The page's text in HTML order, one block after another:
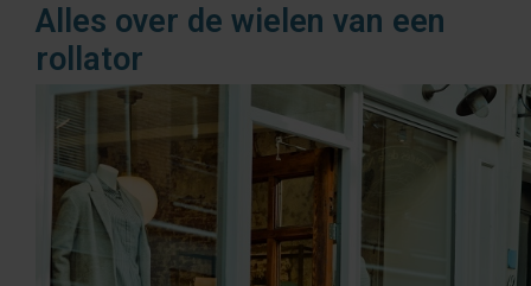
Accessoires
Wisselstukken
Blogs
Contact
fr
Alles over de wielen van een
rollator